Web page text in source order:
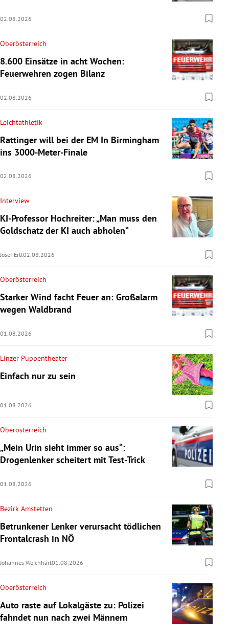
02.08.2026
Oberösterreich
8.600 Einsätze in acht Wochen:
Feuerwehren zogen Bilanz
02.08.2026
Leichtathletik
Rattinger will bei der EM In Birmingham
ins 3000-Meter-Finale
02.08.2026
Interview
KI-Professor Hochreiter: „Man muss den
Goldschatz der KI auch abholen“
Josef Ertl02.08.2026
Oberösterreich
Starker Wind facht Feuer an: Großalarm
wegen Waldbrand
01.08.2026
Linzer Puppentheater
Einfach nur zu sein
01.08.2026
Oberösterreich
„Mein Urin sieht immer so aus“:
Drogenlenker scheitert mit Test-Trick
01.08.2026
Bezirk Amstetten
Betrunkener Lenker verursacht tödlichen
Frontalcrash in NÖ
Johannes Weichhart01.08.2026
Oberösterreich
Auto raste auf Lokalgäste zu: Polizei
fahndet nun nach zwei Männern